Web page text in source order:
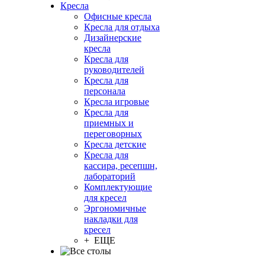
Кресла
Офисные кресла
Кресла для отдыха
Дизайнерские
кресла
Кресла для
руководителей
Кресла для
персонала
Кресла игровые
Кресла для
приемных и
переговорных
Кресла детские
Кресла для
кассира, ресепшн,
лабораторий
Комплектующие
для кресел
Эргономичные
накладки для
кресел
+ ЕЩЕ